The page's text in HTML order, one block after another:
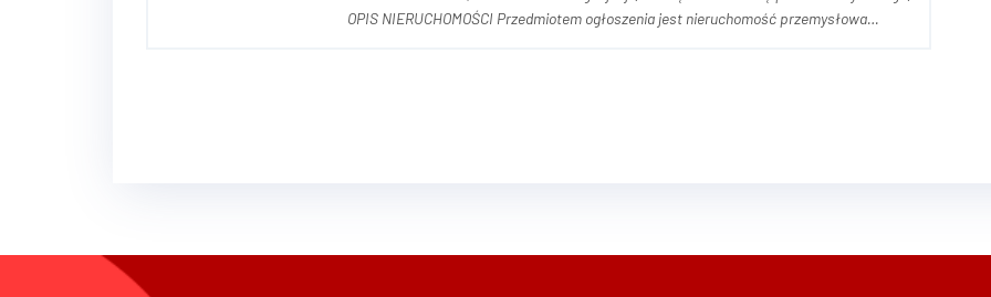
OPIS NIERUCHOMOŚCI Przedmiotem ogłoszenia jest nieruchomość przemysłowa